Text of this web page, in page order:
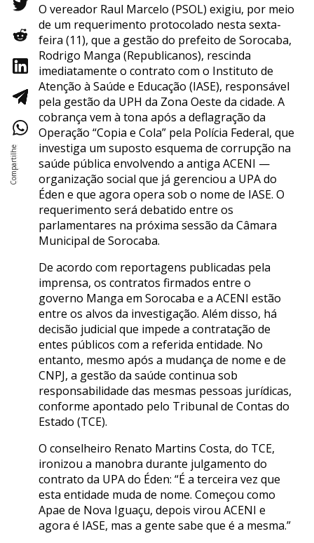
O vereador Raul Marcelo (PSOL) exigiu, por meio
de um requerimento protocolado nesta sexta-
feira (11), que a gestão do prefeito de Sorocaba,
Rodrigo Manga (Republicanos), rescinda
imediatamente o contrato com o Instituto de
Atenção à Saúde e Educação (IASE), responsável
pela gestão da UPH da Zona Oeste da cidade. A
cobrança vem à tona após a deflagração da
Operação “Copia e Cola” pela Polícia Federal, que
investiga um suposto esquema de corrupção na
saúde pública envolvendo a antiga ACENI —
organização social que já gerenciou a UPA do
Éden e que agora opera sob o nome de IASE. O
requerimento será debatido entre os
parlamentares na próxima sessão da Câmara
Municipal de Sorocaba.
De acordo com reportagens publicadas pela
imprensa, os contratos firmados entre o
governo Manga em Sorocaba e a ACENI estão
entre os alvos da investigação. Além disso, há
decisão judicial que impede a contratação de
entes públicos com a referida entidade. No
entanto, mesmo após a mudança de nome e de
CNPJ, a gestão da saúde continua sob
responsabilidade das mesmas pessoas jurídicas,
conforme apontado pelo Tribunal de Contas do
Estado (TCE).
O conselheiro Renato Martins Costa, do TCE,
ironizou a manobra durante julgamento do
contrato da UPA do Éden: “É a terceira vez que
esta entidade muda de nome. Começou como
Apae de Nova Iguaçu, depois virou ACENI e
agora é IASE, mas a gente sabe que é a mesma.”